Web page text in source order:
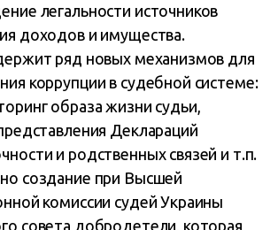
легальности источников
доходов и имущества.
ряд новых механизмов для
коррупции в судебной системе:
образа жизни судьи,
Деклараций
и родственных связей и т.п.
создание при Высшей
комиссии судей Украины
совета добродетели, которая